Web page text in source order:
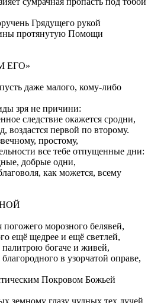
Грядущего рукой
протянутую Помощи
ЕГО»
даже малого, кому-либо
зря не причини:
следствие окажется сродни,
воздастся первой по второму.
простому,
все тебе отпущенные дни:
добрые одни,
как можется, всему
морозного белявей,
ещё щедрее и ещё светлей,
богаче и живей,
в узорчатой оправе,
Покровом Божьей
земному глазу чудных тех лучей,